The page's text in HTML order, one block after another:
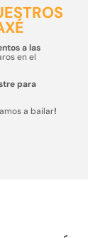
a las
en el
para
a bailar!